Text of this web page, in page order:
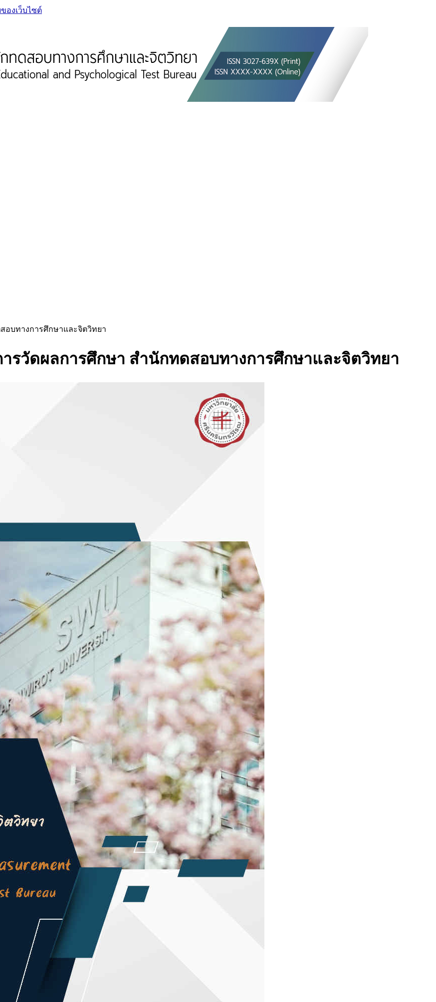
องเว็บไซต์
อบทางการศึกษาและจิตวิทยา
ารวัดผลการศึกษา สำนักทดสอบทางการศึกษาและจิตวิทยา